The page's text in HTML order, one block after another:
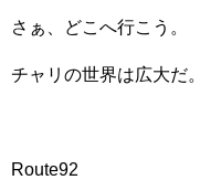
さぁ、どこへ行こう。
チャリの世界は広大だ。
Route92